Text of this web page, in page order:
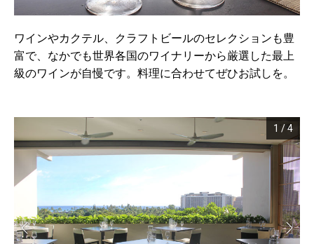
ワインやカクテル、クラフトビールのセレクションも豊
富で、なかでも世界各国のワイナリーから厳選した最上
級のワインが自慢です。料理に合わせてぜひお試しを。
1 /4